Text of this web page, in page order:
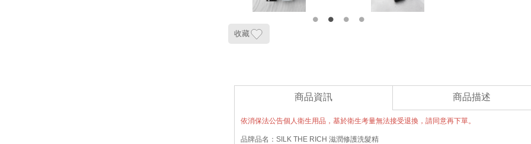
收藏
商品資訊 商品描述
依消保法公告個人衛生用品，基於衛生考量無法接受退換，請同意再下單。
品牌品名：SILK THE RICH 滋潤修護洗髮精